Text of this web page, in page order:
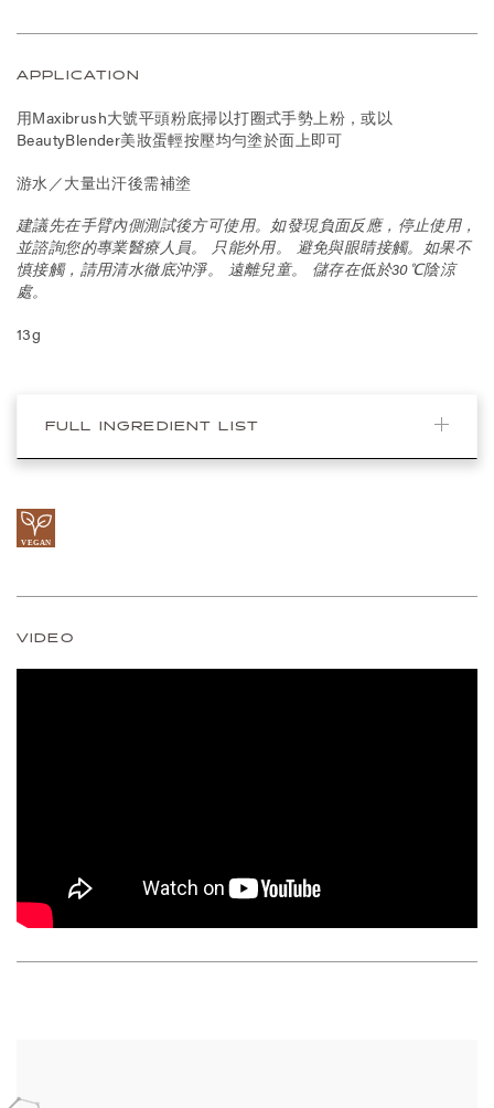
APPLICATION
用Maxibrush大號平頭粉底掃以打圈式手勢上粉，或以
BeautyBlender美妝蛋輕按壓均勻塗於面上即可
游水／大量出汗後需補塗
建議先在手臂內側測試後方可使用。如發現負面反應，停止使用，
並諮詢您的專業醫療人員。 只能外用。 避免與眼睛接觸。如果不
慎接觸，請用清水徹底沖淨。 遠離兒童。 儲存在低於30℃陰涼
處。
13g
FULL INGREDIENT LIST
VIDEO